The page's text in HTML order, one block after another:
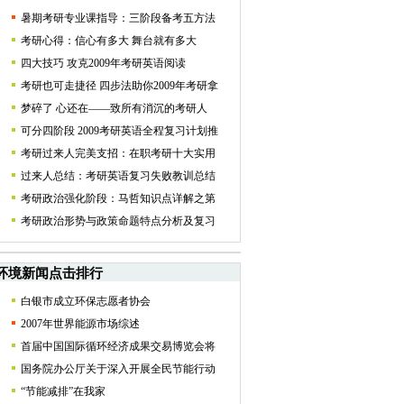
暑期考研专业课指导：三阶段备考五方法
考研心得：信心有多大 舞台就有多大
四大技巧 攻克2009年考研英语阅读
考研也可走捷径 四步法助你2009年考研拿
梦碎了 心还在——致所有消沉的考研人
可分四阶段 2009考研英语全程复习计划推
考研过来人完美支招：在职考研十大实用
过来人总结：考研英语复习失败教训总结
考研政治强化阶段：马哲知识点详解之第
考研政治形势与政策命题特点分析及复习
境新闻点击排行
白银市成立环保志愿者协会
2007年世界能源市场综述
首届中国国际循环经济成果交易博览会将
国务院办公厅关于深入开展全民节能行动
“节能减排”在我家